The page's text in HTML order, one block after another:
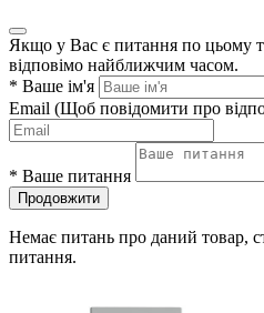
Якщо у Вас є питання по цьому
відповімо найближчим часом.
* Ваше ім'я
Email (Щоб повідомити про
* Ваше питання
Продовжити
Немає питань про даний товар,
питання.